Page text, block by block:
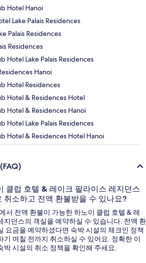
Hotel Hanoi
Lake Palais Residences
Palais Residences
Residences
Hotel Lake Palais Residences
Hanoi
Hotel Residences
Hotel & Residences Hotel
Hotel & Residences Hanoi
Hotel Lake Palais Residences
Hotel & Residences Hotel Hanoi
클럽 호텔 & 레이크 팔라이스 레지던스
취소하고 전액 환불받을 수 있나요?
서 전액 환불이 가능한 하노이 클럽 호텔 & 레
지던스의 객실을 예약하실 수 있습니다. 전액 환
요금을 예약하셨다면 숙박 시설의 체크인 정책
기 며칠 전까지 취소하실 수 있어요. 정확한 이
박 시설의 취소 정책을 확인해 주세요.